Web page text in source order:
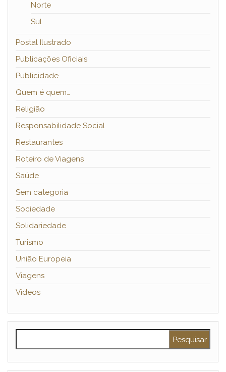
Norte
Sul
Postal Ilustrado
Publicações Oficiais
Publicidade
Quem é quem…
Religião
Responsabilidade Social
Restaurantes
Roteiro de Viagens
Saúde
Sem categoria
Sociedade
Solidariedade
Turismo
União Europeia
Viagens
Vídeos